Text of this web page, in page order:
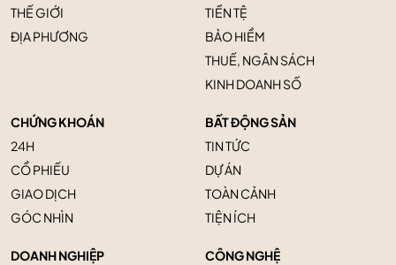
THẾ GIỚI
ĐỊA PHƯƠNG
TIỀN TỆ
BẢO HIỂM
THUẾ, NGÂN SÁCH
KINH DOANH SỐ
CHỨNG KHOÁN
24H
CỔ PHIẾU
GIAO DỊCH
GÓC NHÌN
BẤT ĐỘNG SẢN
TIN TỨC
DỰ ÁN
TOÀN CẢNH
TIỆN ÍCH
DOANH NGHIỆP
CÔNG NGHỆ